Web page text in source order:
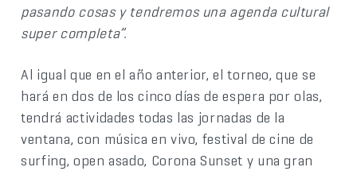
pasando cosas y tendremos una agenda cultural
super completa”.
Al igual que en el año anterior, el torneo, que se
hará en dos de los cinco días de espera por olas,
tendrá actividades todas las jornadas de la
ventana, con música en vivo, festival de cine de
surfing, open asado, Corona Sunset y una gran